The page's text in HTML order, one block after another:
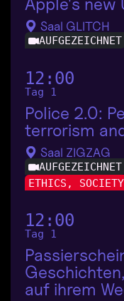
Saal GLITCH
AUFGEZEICHNET
12:00
Tag 1
Police 2.0:
terrorism
Saal ZIGZAG
AUFGEZEICHNET
ETHICS,
12:00
Tag 1
auf ihrem